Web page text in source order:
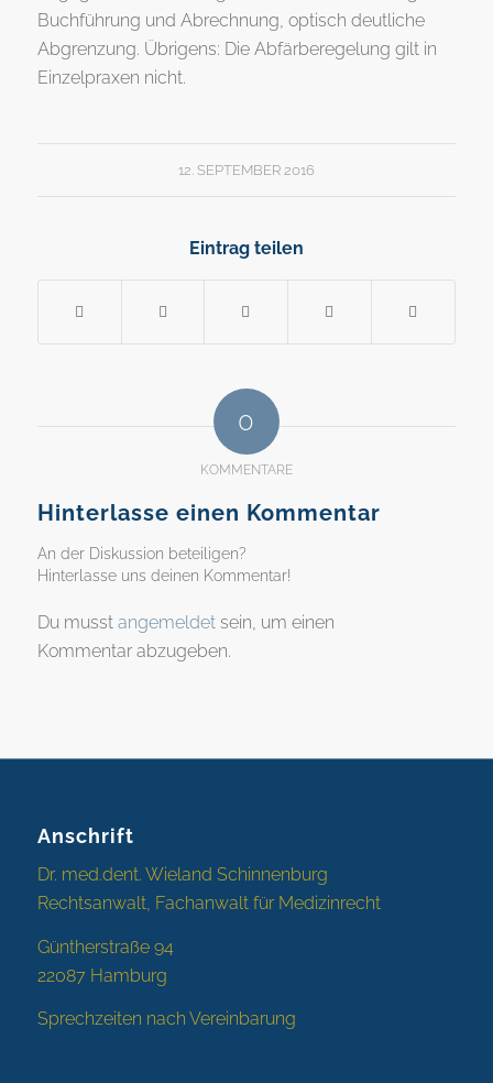
Buchführung und Abrechnung, optisch deutliche
Abgrenzung. Übrigens: Die Abfärberegelung gilt in
Einzelpraxen nicht.
12. SEPTEMBER 2016
Eintrag teilen
0
KOMMENTARE
Hinterlasse einen Kommentar
An der Diskussion beteiligen?
Hinterlasse uns deinen Kommentar!
Du musst angemeldetsein, um einen
Kommentar abzugeben.
Anschrift
Dr. med.dent. Wieland Schinnenburg
Rechtsanwalt, Fachanwalt für Medizinrecht
Güntherstraße 94
22087 Hamburg
Sprechzeiten nach Vereinbarung